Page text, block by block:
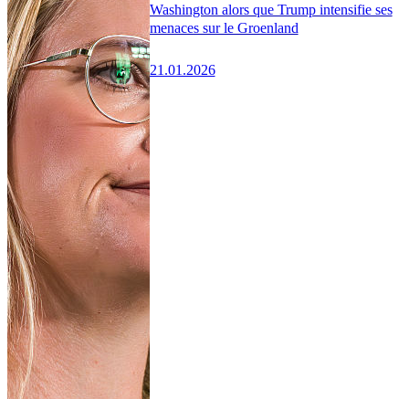
Washington alors que Trump intensifie ses
menaces sur le Groenland
21.01.2026